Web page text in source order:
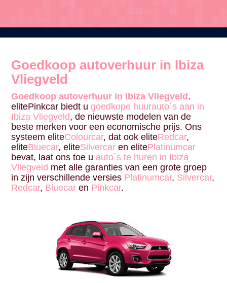
Goedkoop autoverhuur in Ibiza
Vliegveld
Goedkoop autoverhuur in Ibiza Vliegveld .
elitePinkcar biedt ugoedkope huurauto´s aan in
Ibiza Vliegveld, de nieuwste modelen van de
beste merken voor een economische prijs. Ons
systeem eliteColourcar, dat ook eliteRedcar,
eliteBluecar, eliteSilvercar en elitePlatinumcar
bevat, laat ons toe u auto´s te huren in Ibiza
Vliegveld met alle garanties van een grote groep
in zijn verschillende versies Platinumcar, Silvercar,
Redcar, Bluecar en Pinkcar.